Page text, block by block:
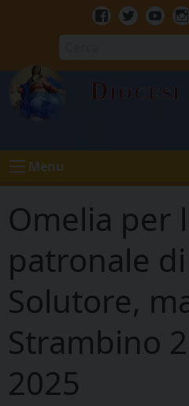
Facebook
Twitter
Menu
Omelia per
patronale di
Solutore,
Strambino
2025